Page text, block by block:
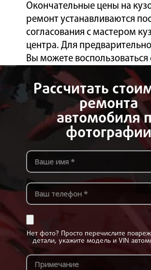
Окончательные цены на
ремонт устанавливаются
согласования с мастером
центра. Для
Вы можете
Рассчитать
ремонта
автомобиля
фотографии
Нет фото? Просто перечислите
детали, укажите модель и VIN